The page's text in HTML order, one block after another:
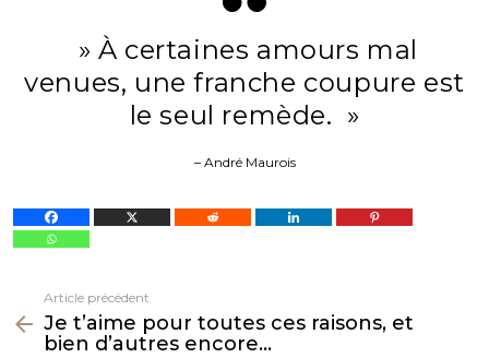
» À certaines amours mal
venues, une franche coupure est
le seul remède. »
– André Maurois
plus
Article précédent
Je t’aime pour toutes ces raisons, et
bien d’autres encore…